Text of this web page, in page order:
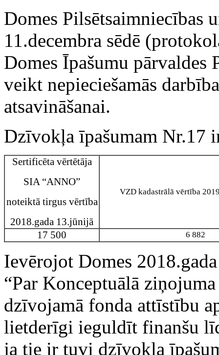
Domes Pilsētsaimniecības
11.decembra sēdē
Domes Īpašumu pārvaldes
veikt nepieciešamās
atsavināšanai.
Dzīvokļa īpašumam Nr.17
Sertificēta vērtētāja
SIA “ANNO”
noteiktā tirgus vērtība
2018.gada 13.jūnijā
VZD kadastrālā vērtība
17 500 6 882
Ievērojot Domes
“Par Konceptuālā
dzīvojamā fonda attīstību
lietderīgi ieguldīt finanšu
ja tie ir tuvi dzīvokļa